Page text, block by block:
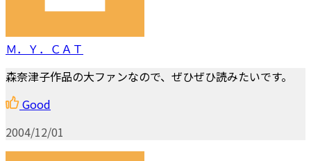
Ｍ．Ｙ．ＣＡＴ
森奈津子作品の大ファンなので、ぜひぜひ読みたいです。
Good
2004/12/01